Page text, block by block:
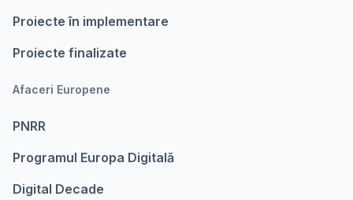
Proiecte în implementare
Proiecte finalizate
Afaceri Europene
PNRR
Programul Europa Digitalǎ
Digital Decade